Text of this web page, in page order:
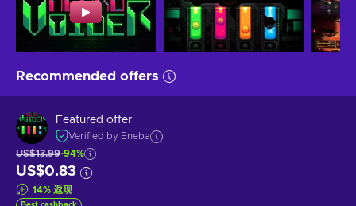
Recommended offers
Featured offer
Verified by Eneba
US$13.99-94%
US$0.83
14% 返现